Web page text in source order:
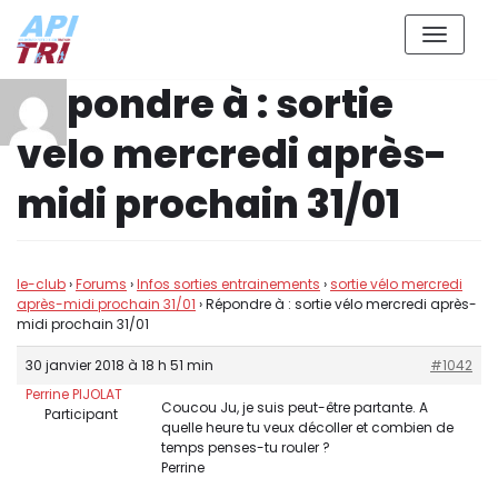
Aller
contenu
Répondre à : sortie
vélo mercredi après-
midi prochain 31/01
le-club›Forums ›Infos sorties entrainements ›sortie vélo mercredi
après-midi prochain 31/01 ›Répondre à : sortie vélo mercredi après-
midi prochain 31/01
30 janvier 2018 à 18 h 51 min
#1042
Perrine PIJOLAT
Participant
Coucou Ju, je suis peut-être partante. A
quelle heure tu veux décoller et combien de
temps penses-tu rouler ?
Perrine